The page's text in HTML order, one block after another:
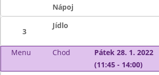
Nápoj
3
Jídlo
Menu Chod
Pátek 28. 1. 2022
(11:45 - 14:00)